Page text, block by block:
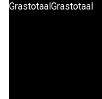
GrastotaalGrastotaal